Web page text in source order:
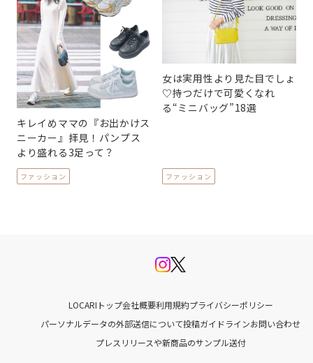
キレイめママの『お出かけス
ニーカー』拝見！パンプス
より盛れる3足って？
ファッション
女は実用性より見た目でしょ
♡持つだけで可愛くなれ
る“ミニバッグ”18選
ファッション
LOCARIトップ会社概要利用規約プライバシーポリシー
パーソナルデータの外部送信について投稿ガイドラインお問い合わせ
プレスリリースや新商品のサンプル送付